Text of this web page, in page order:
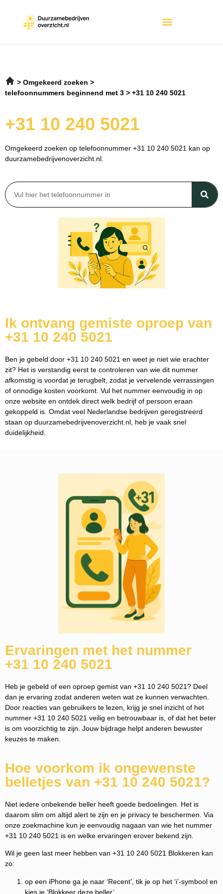
Omgekeerd zoeken
telefoonnummers beginnend met 3
+31 10 240 5021
+31 10 240 5021
Omgekeerd zoeken op telefoonnummer +31 10 240 5021 kan op
duurzamebedrijvenoverzicht.nl.
Ik ontvang gemiste oproep van
+31 10 240 5021
Ben je gebeld door +31 10 240 5021 en weet je niet wie erachter
zit? Het is verstandig eerst te controleren van wie dit nummer
afkomstig is voordat je terugbelt, zodat je vervelende verrassingen
of onnodige kosten voorkomt. Vul het nummer eenvoudig in op
onze website en ontdek direct welk bedrijf of persoon eraan
gekoppeld is. Omdat veel Nederlandse bedrijven geregistreerd
staan op duurzamebedrijvenoverzicht.nl, heb je vaak snel
duidelijkheid.
Ervaringen met het nummer
+31 10 240 5021
Heb je gebeld of een oproep gemist van +31 10 240 5021? Deel
dan je ervaring zodat anderen weten wat ze kunnen verwachten.
Door reacties van gebruikers te lezen, krijg je snel inzicht of het
nummer +31 10 240 5021 veilig en betrouwbaar is, of dat het beter
is om voorzichtig te zijn. Jouw bijdrage helpt anderen bewuster
keuzes te maken.
Hoe voorkom ik ongewenste
belletjes van +31 10 240 5021?
Niet iedere onbekende beller heeft goede bedoelingen. Het is
daarom slim om altijd alert te zijn en je privacy te beschermen. Via
onze zoekmachine kun je eenvoudig nagaan van wie het nummer
+31 10 240 5021 is en welke ervaringen erover bekend zijn.
Wil je geen last meer hebben van +31 10 240 5021 Blokkeren kan
zo:
op een iPhone ga je naar ‘Recent’, tik je op het ‘i’-symbool en
kies je ‘Blokkeer deze beller’.